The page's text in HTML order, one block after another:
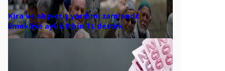
Kira ve alışveriş yardımı zamlandı:
Emekliye aylık 8 bin TL destek